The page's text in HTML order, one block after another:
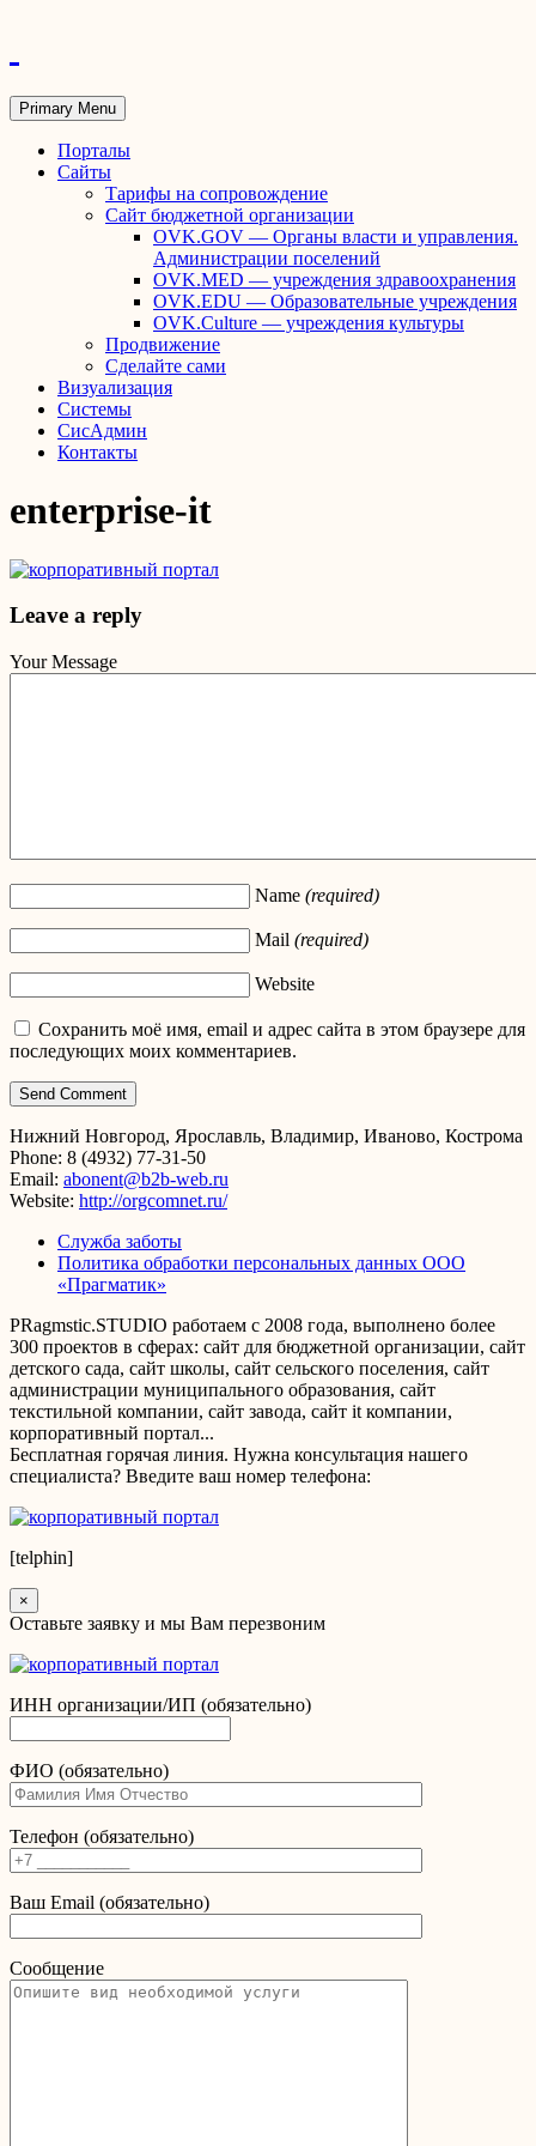
Primary Menu
Порталы
Сайты
Тарифы на сопровождение
Сайт бюджетной организации
OVK.GOV — Органы власти и управления.
Администрации поселений
OVK.MED — учреждения здравоохранения
OVK.EDU — Образовательные учреждения
OVK.Culture — учреждения культуры
Продвижение
Сделайте сами
Визуализация
Системы
СисАдмин
Контакты
enterprise-it
Leave a reply
Your Message
Name (required)
Mail (required)
Website
Сохранить моё имя, email и адрес сайта в этом браузере для
последующих моих комментариев.
Нижний Новгород, Ярославль, Владимир, Иваново, Кострома
Phone: 8 (4932) 77-31-50
Email: abonent@b2b-web.ru
Website: http://orgcomnet.ru/
Служба заботы
Политика обработки персональных данных ООО
«Прагматик»
PRagmstic.STUDIO работаем с 2008 года, выполнено более
300 проектов в сферах: сайт для бюджетной организации, сайт
детского сада, сайт школы, сайт сельского поселения, сайт
администрации муниципального образования, сайт
текстильной компании, сайт завода, сайт it компании,
корпоративный портал...
Бесплатная горячая линия. Нужна консультация нашего
специалиста? Введите ваш номер телефона:
[telphin]
×
Оставьте заявку и мы Вам перезвоним
ИНН организации/ИП (обязательно)
ФИО (обязательно)
Телефон (обязательно)
Ваш Email (обязательно)
Сообщение